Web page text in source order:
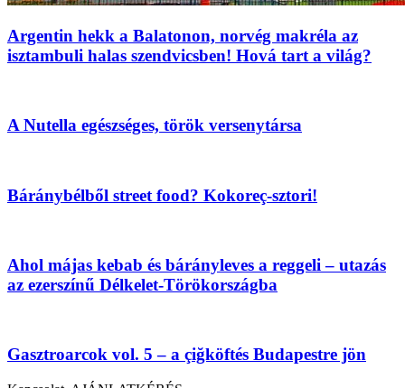
Argentin hekk a Balatonon, norvég makréla az
isztambuli halas szendvicsben! Hová tart a világ?
A Nutella egészséges, török versenytársa
Báránybélből street food? Kokoreç-sztori!
Ahol májas kebab és bárányleves a reggeli – utazás
az ezerszínű Délkelet-Törökországba
Gasztroarcok vol. 5 – a çiğköftés Budapestre jön